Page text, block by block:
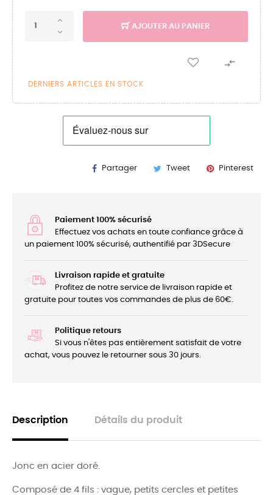
AJOUTER AU PANIER

DERNIERS ARTICLES EN STOCK
Partager Tweet Pinterest
Paiement 100% sécurisé
Effectuez vos achats en toute confiance grâce à
un paiement 100% sécurisé, authentifié par 3DSecure
Livraison rapide et gratuite
Profitez de notre service de livraison rapide et
gratuite pour toutes vos commandes de plus de 60€.
Politique retours
Si vous n'êtes pas entièrement satisfait de votre
achat, vous pouvez le retourner sous 30 jours.
Description Détails du produit
Jonc en acier doré.
Composé de 4 fils : vague, petits cercles et petites